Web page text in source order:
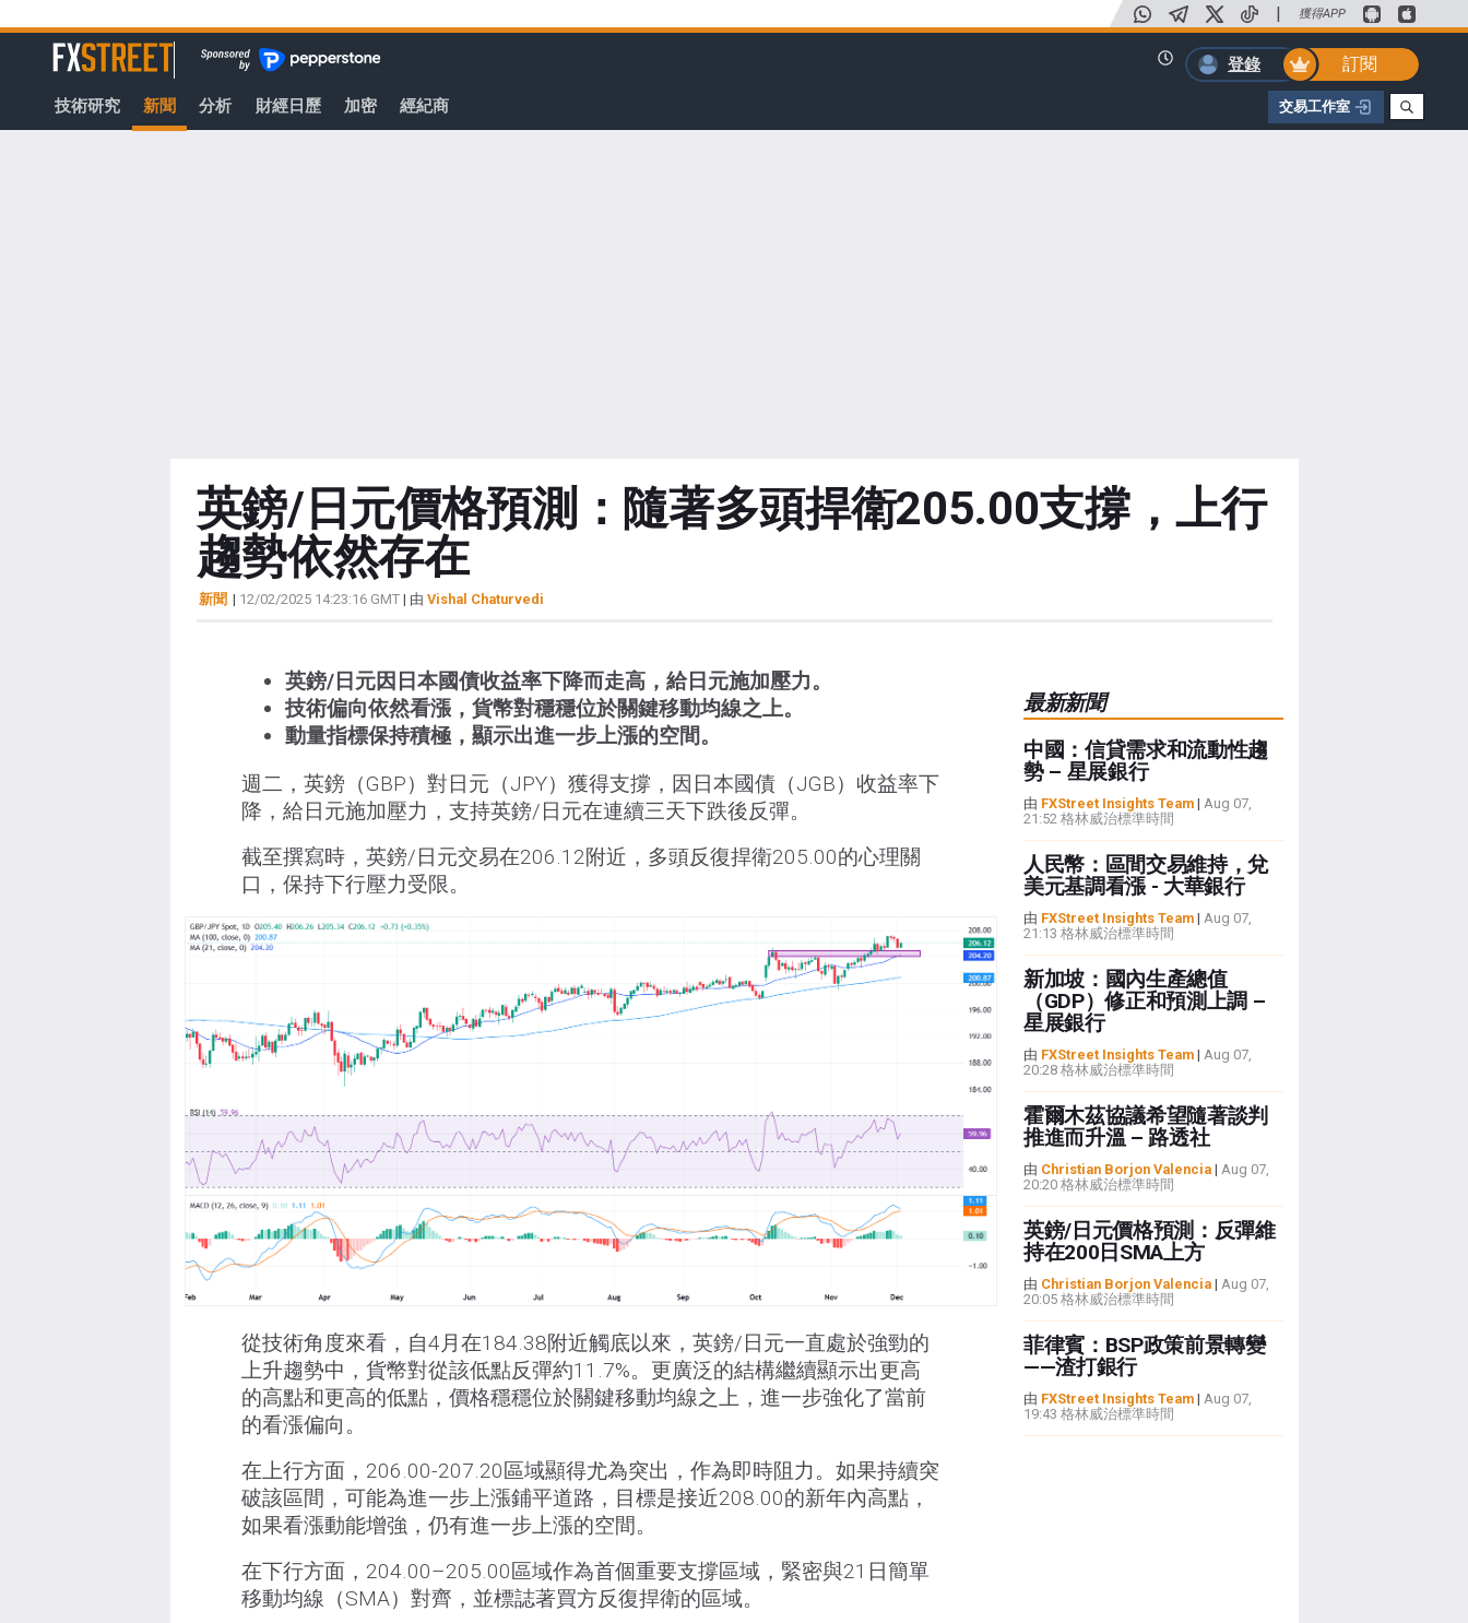
至
容
| 獲得APP
FXStreet
登錄
訂閱
技術研究 新聞 分析 財經日歷 加密 經紀商 交易工作室
英鎊/日元價格預測：隨著多頭捍衛205.00支撐，上行
趨勢依然存在
新聞 | 12/02/2025 14:23:16 GMT| 由 Vishal Chaturvedi
英鎊/日元因日本國債收益率下降而走高，給日元施加壓力。
技術偏向依然看漲，貨幣對穩穩位於關鍵移動均線之上。
動量指標保持積極，顯示出進一步上漲的空間。
週二，英鎊（GBP）對日元（JPY）獲得支撐，因日本國債（JGB）收益率下
降，給日元施加壓力，支持英鎊/日元在連續三天下跌後反彈。
截至撰寫時，英鎊/日元交易在206.12附近，多頭反復捍衛205.00的心理關
口，保持下行壓力受限。
從技術角度來看，自4月在184.38附近觸底以來，英鎊/日元一直處於強勁的
上升趨勢中，貨幣對從該低點反彈約11.7%。更廣泛的結構繼續顯示出更高
的高點和更高的低點，價格穩穩位於關鍵移動均線之上，進一步強化了當前
的看漲偏向。
在上行方面，206.00-207.20區域顯得尤為突出，作為即時阻力。如果持續突
破該區間，可能為進一步上漲鋪平道路，目標是接近208.00的新年內高點，
如果看漲動能增強，仍有進一步上漲的空間。
在下行方面，204.00–205.00區域作為首個重要支撐區域，緊密與21日簡單
移動均線（SMA）對齊，並標誌著買方反復捍衛的區域。
最新新聞
中國：信貸需求和流動性趨
勢 – 星展銀行
由 FXStreet Insights Team| Aug 07,
21:52 格林威治標準時間
人民幣：區間交易維持，兌
美元基調看漲 - 大華銀行
由 FXStreet Insights Team| Aug 07,
21:13 格林威治標準時間
新加坡：國內生產總值
（GDP）修正和預測上調 –
星展銀行
由 FXStreet Insights Team| Aug 07,
20:28 格林威治標準時間
霍爾木茲協議希望隨著談判
推進而升溫 – 路透社
由 Christian Borjon Valencia| Aug 07,
20:20 格林威治標準時間
英鎊/日元價格預測：反彈維
持在200日SMA上方
由 Christian Borjon Valencia| Aug 07,
20:05 格林威治標準時間
菲律賓：BSP政策前景轉變
——渣打銀行
由 FXStreet Insights Team| Aug 07,
19:43 格林威治標準時間